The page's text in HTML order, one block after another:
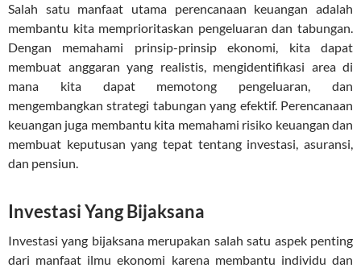
Salah satu manfaat utama perencanaan keuangan adalah
membantu kita memprioritaskan pengeluaran dan tabungan.
Dengan memahami prinsip-prinsip ekonomi, kita dapat
membuat anggaran yang realistis, mengidentifikasi area di
mana kita dapat memotong pengeluaran, dan
mengembangkan strategi tabungan yang efektif. Perencanaan
keuangan juga membantu kita memahami risiko keuangan dan
membuat keputusan yang tepat tentang investasi, asuransi,
dan pensiun.
Investasi Yang Bijaksana
Investasi yang bijaksana merupakan salah satu aspek penting
dari manfaat ilmu ekonomi karena membantu individu dan